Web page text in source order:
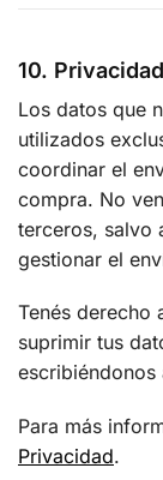
10.
Los datos que
utilizados
coordinar el
compra. No
terceros, salvo
gestionar el
Tenés derecho
suprimir tus
escribiéndonos
Para más
Privacidad.